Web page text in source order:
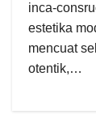
inca-
estetika
mencuat
otentik,…